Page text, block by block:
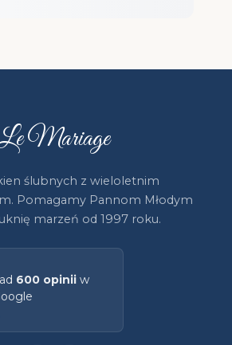
Mariage
ślubnych z wieloletnim
Pomagamy Pannom Młodym
marzeń od 1997 roku.
600 opinii w